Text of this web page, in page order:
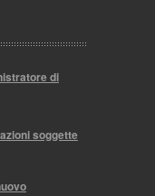
di
soggette